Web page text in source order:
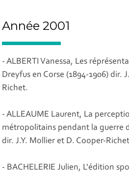
Année 2001
- ALBERTI Vanessa, Les
Dreyfus en Corse (1894-1906) dir.
Richet.
- ALLEAUME Laurent, La
métropolitains pendant la guerre
dir. J.Y. Mollier et D. Cooper-
- BACHELERIE Julien, L'édition